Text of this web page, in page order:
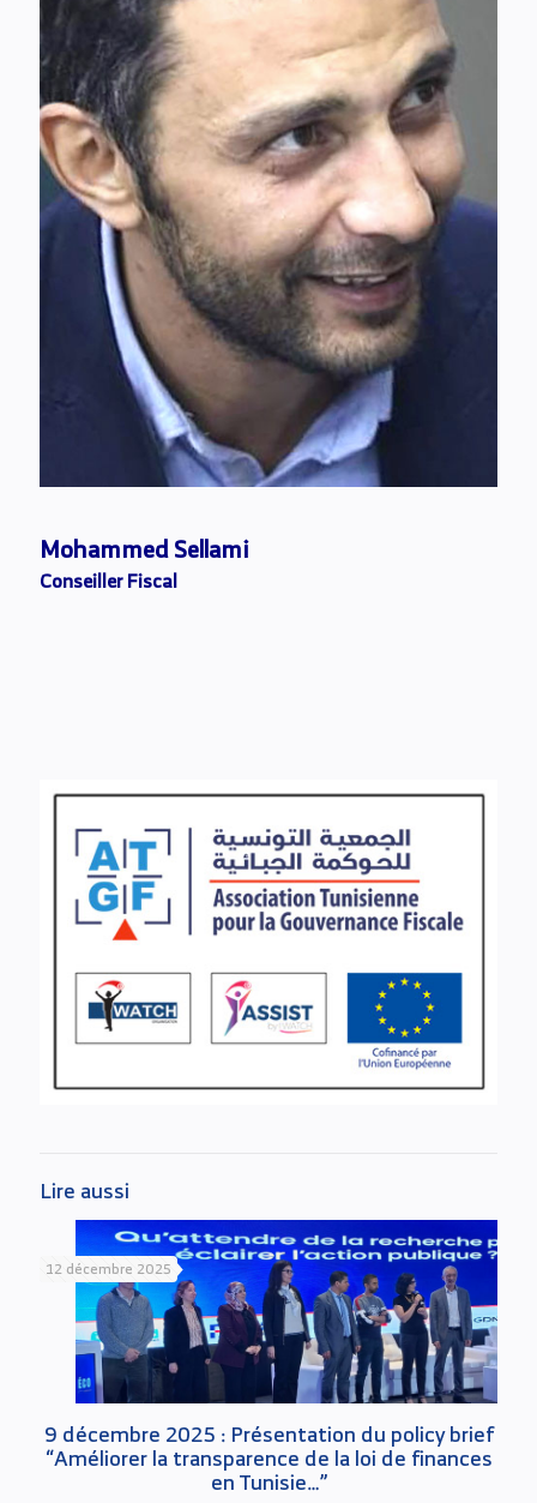
Mohammed Sellami
Conseiller Fiscal
Lire aussi
12 décembre 2025
9 décembre 2025 : Présentation du policy brief
“Améliorer la transparence de la loi de finances
en Tunisie…”